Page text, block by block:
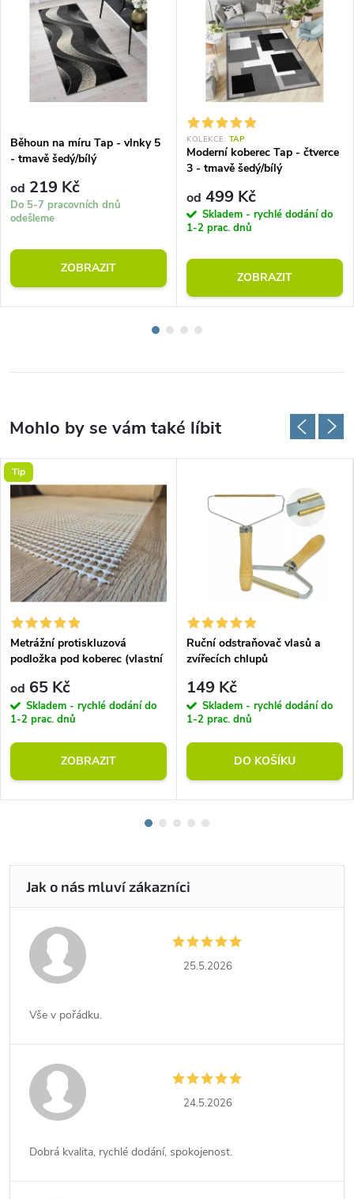
Běhoun na míru Tap - vlnky 5
- tmavě šedý/bílý
od 219 Kč
Do 5-7 pracovních dnů
odešleme
ZOBRAZIT
KOLEKCE: TAP
Moderní koberec Tap - čtverce
3 - tmavě šedý/bílý
od 499 Kč
Skladem - rychlé dodání do
1-2 prac. dnů
ZOBRAZIT
Tip
Metrážní protiskluzová
podložka pod koberec (vlastní
od 65 Kč
Skladem - rychlé dodání do
1-2 prac. dnů
ZOBRAZIT
Ruční odstraňovač vlasů a
zvířecích chlupů
149 Kč
Skladem - rychlé dodání do
1-2 prac. dnů
DO KOŠÍKU
25.5.2026
Vše v pořádku.
24.5.2026
Dobrá kvalita, rychlé dodání, spokojenost.